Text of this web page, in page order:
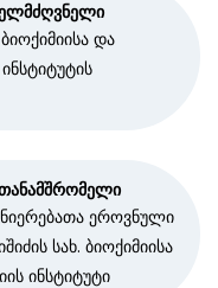
და
ეროვნული
სახ. ბიოქიმიისა
ინსტიტუტი